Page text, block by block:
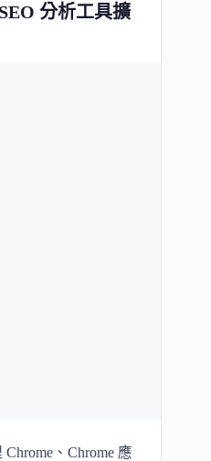
分析工具擴
Chrome、Chrome 應